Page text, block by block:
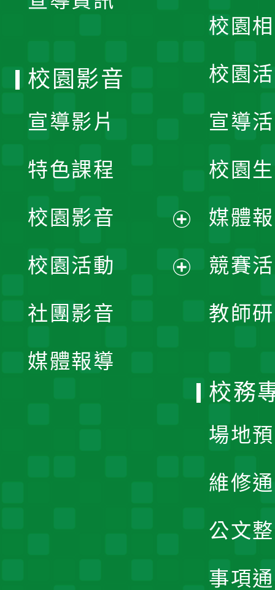
校園
校園
宣導
校園
媒體
競賽
教師
校園影音
宣導影片
特色課程
校園影音
開
校園活動
社團影音
媒體報導
校務
場地
維修
公文
事項